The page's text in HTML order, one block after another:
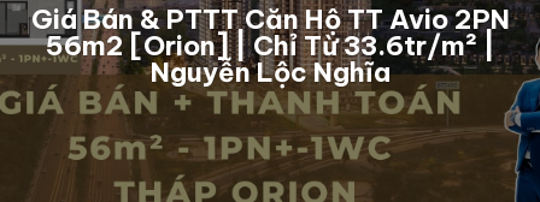
Giá Bán & PTTT Căn Hộ TT Avio 2PN
56m2 [Orion] | Chỉ Từ 33.6tr/m² |
Nguyễn Lộc Nghĩa